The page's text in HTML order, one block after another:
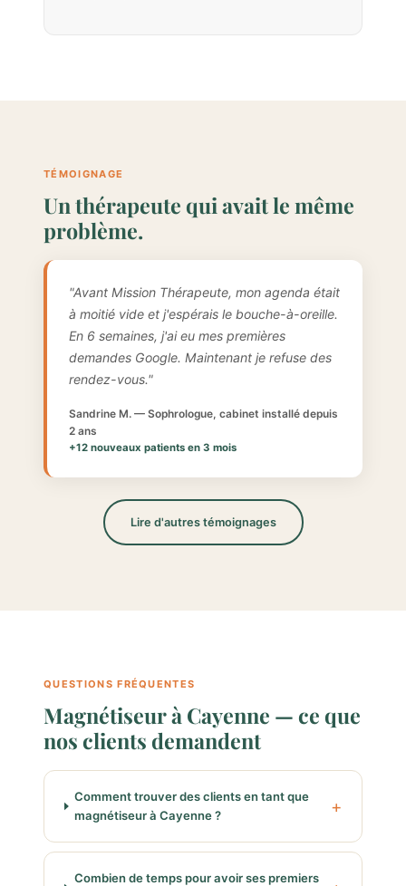
TÉMOIGNAGE
Un thérapeute qui avait le même
problème.
"Avant Mission Thérapeute, mon agenda était
à moitié vide et j'espérais le bouche-à-oreille.
En 6 semaines, j'ai eu mes premières
demandes Google. Maintenant je refuse des
rendez-vous."
Sandrine M. — Sophrologue, cabinet installé depuis
2 ans
+12 nouveaux patients en 3 mois
Lire d'autres témoignages
QUESTIONS FRÉQUENTES
Magnétiseur à Cayenne — ce que
nos clients demandent
Comment trouver des clients en tant que
magnétiseur à Cayenne ?
Combien de temps pour avoir ses premiers